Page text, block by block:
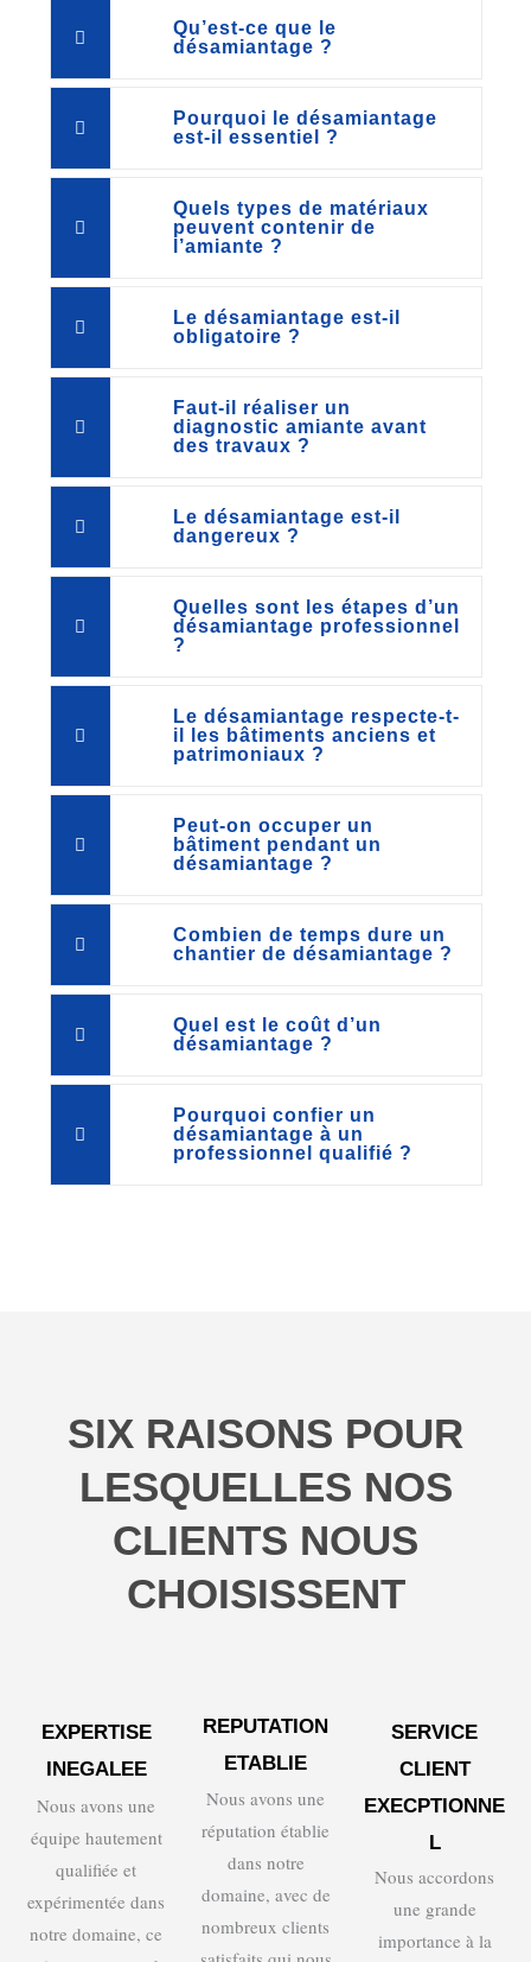
Qu’est-ce que le
désamiantage ?
Pourquoi le désamiantage
est-il essentiel ?
Quels types de matériaux
peuvent contenir de
l’amiante ?
Le désamiantage est-il
obligatoire ?
Faut-il réaliser un
diagnostic amiante avant
des travaux ?
Le désamiantage est-il
dangereux ?
Quelles sont les étapes d’un
désamiantage professionnel
?
Le désamiantage respecte-t-
il les bâtiments anciens et
patrimoniaux ?
Peut-on occuper un
bâtiment pendant un
désamiantage ?
Combien de temps dure un
chantier de désamiantage ?
Quel est le coût d’un
désamiantage ?
Pourquoi confier un
désamiantage à un
professionnel qualifié ?
SIX RAISONS POUR
LESQUELLES NOS
CLIENTS NOUS
CHOISISSENT
EXPERTISE
INEGALEE
Nous avons une
équipe hautement
qualifiée et
expérimentée dans
notre domaine, ce
REPUTATION
ETABLIE
Nous avons une
réputation établie
dans notre
domaine, avec de
nombreux clients
SERVICE
CLIENT
EXECPTIONNE
L
Nous accordons
une grande
importance à la